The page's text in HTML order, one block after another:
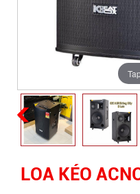
LOA KÉO